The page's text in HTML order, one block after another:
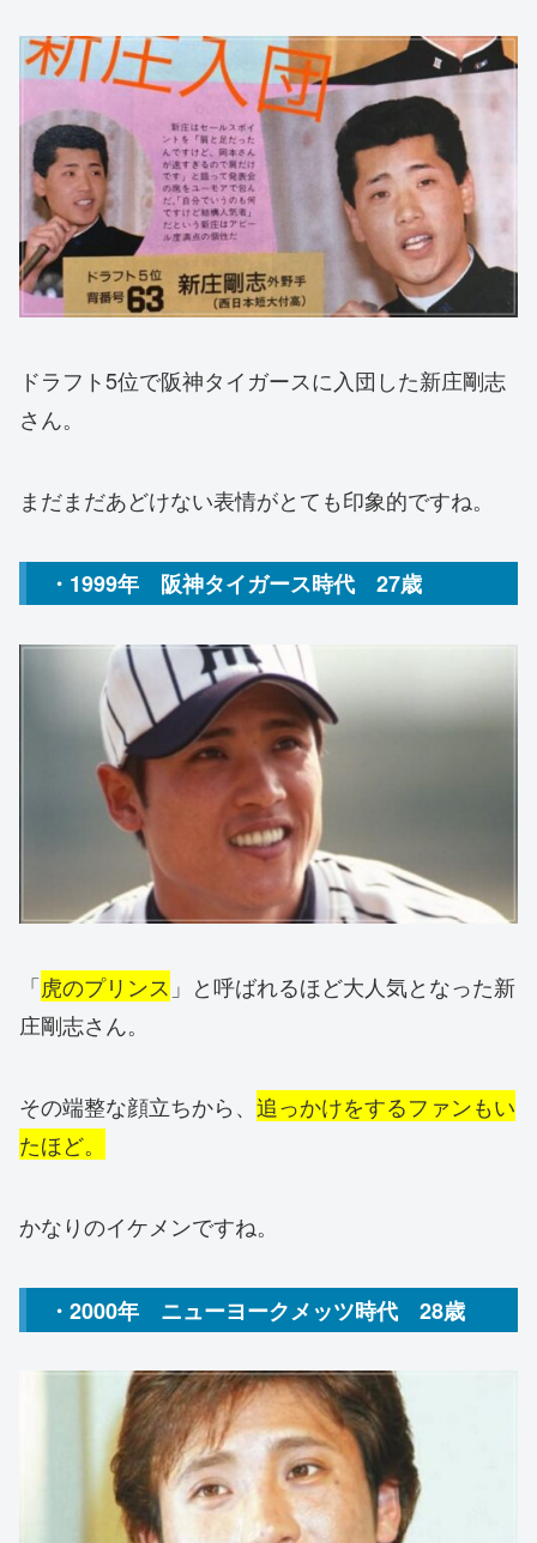
ドラフト5位で阪神タイガースに入団した新庄剛志
さん。
まだまだあどけない表情がとても印象的ですね。
・1999年 阪神タイガース時代 27歳
「虎のプリンス 」と呼ばれるほど大人気となった新
庄剛志さん。
その端整な顔立ちから、 追っかけをするファンもい
たほど。
かなりのイケメンですね。
・2000年 ニューヨークメッツ時代 28歳